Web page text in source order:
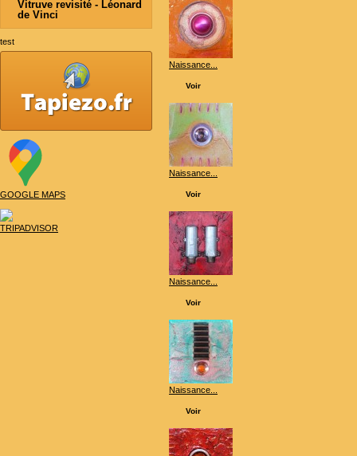
Vitruve revisité - Léonard
de Vinci
test
GOOGLE MAPS
TRIPADVISOR
Naissance...
Voir
Naissance...
Voir
Naissance...
Voir
Naissance...
Voir